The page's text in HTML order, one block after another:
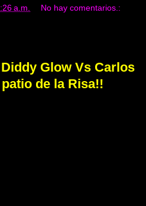
a.m. No hay comentarios.:
Glow Vs Carlos
de la Risa!!